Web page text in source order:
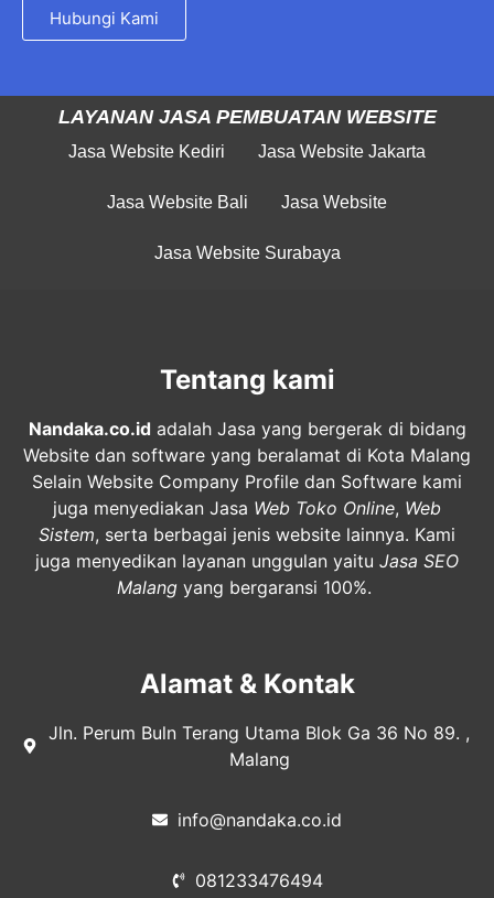
Hubungi Kami
LAYANAN JASA PEMBUATAN WEBSITE
Jasa Website Kediri Jasa Website Jakarta
Jasa Website Bali Jasa Website
Jasa Website Surabaya
Tentang kami
Nandaka.co.id adalah Jasa yang bergerak di bidang
Website dan software yang beralamat di Kota Malang
Selain Website Company Profile dan Software kami
juga menyediakan Jasa Web Toko Online, Web
Sistem, serta berbagai jenis website lainnya. Kami
juga menyedikan layanan unggulan yaitu Jasa SEO
Malang yang bergaransi 100%.
Alamat & Kontak
Jln. Perum Buln Terang Utama Blok Ga 36 No 89. ,
Malang
info@nandaka.co.id
081233476494